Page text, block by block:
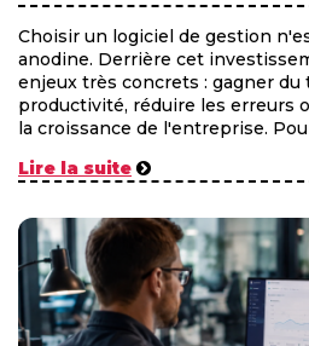
Choisir un logiciel de gestion
anodine. Derrière cet
enjeux très concrets : gagner du
productivité, réduire les erreurs
la croissance de l'entreprise.
Lire la suite